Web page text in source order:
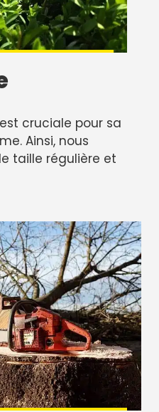
est cruciale pour sa
Ainsi, nous
taille régulière et